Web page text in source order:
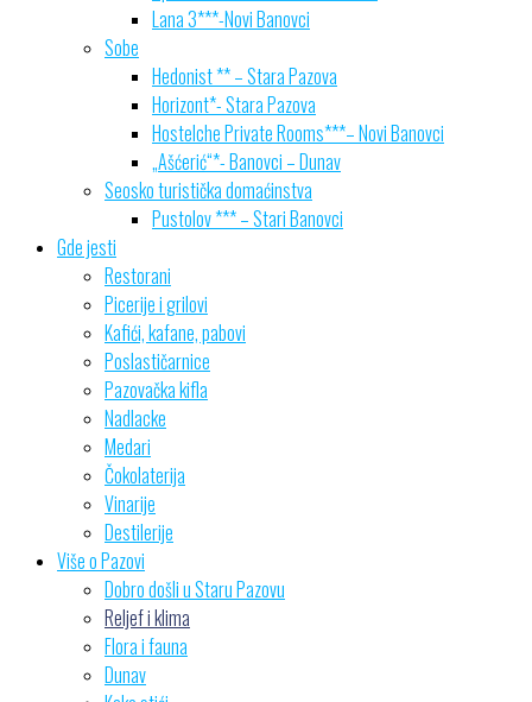
Lana 3***-Novi Banovci
Sobe
Hedonist ** – Stara Pazova
Horizont*- Stara Pazova
Hostelche Private Rooms***– Novi Banovci
„Ašćerić“*- Banovci – Dunav
Seosko turistička domaćinstva
Pustolov *** – Stari Banovci
Gde jesti
Restorani
Picerije i grilovi
Kafići, kafane, pabovi
Poslastičarnice
Pazovačka kifla
Nadlacke
Medari
Čokolaterija
Vinarije
Destilerije
Više o Pazovi
Dobro došli u Staru Pazovu
Reljef i klima
Flora i fauna
Dunav